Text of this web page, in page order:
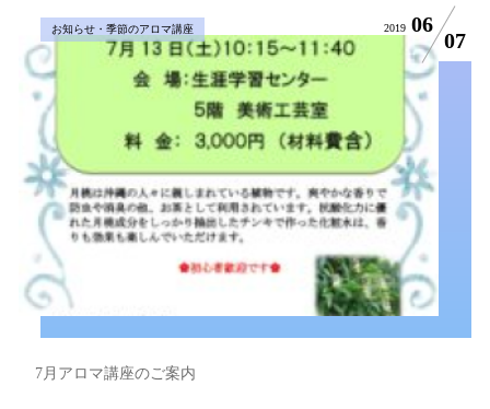
お知らせ・季節のアロマ講座 2019 06
07
7月アロマ講座のご案内